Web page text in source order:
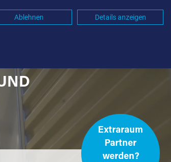
Extraraum
Partner
werden?
Ablehnen Details anzeigen